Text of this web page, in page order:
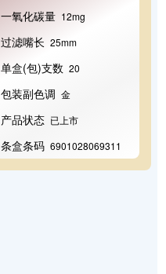
一氧化碳量 12mg
过滤嘴长 25mm
单盒(包)支数 20
包装副色调 金
产品状态 已上市
条盒条码 6901028069311